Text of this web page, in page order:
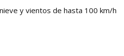
y vientos de hasta 100 km/h